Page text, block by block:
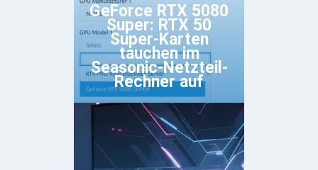
GeForce RTX 5080
Super: RTX 50
Super-Karten
tauchen im
Seasonic-Netzteil-
Rechner auf